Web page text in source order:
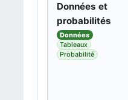
Données et
probabilités
Données
Tableaux
Probabilité